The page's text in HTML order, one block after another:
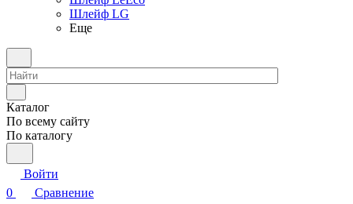
Шлейф LG
Еще
Каталог
По всему сайту
По каталогу
Войти
0
Сравнение